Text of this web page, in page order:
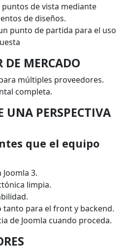
de vista mediante
de diseños.
punto de partida para el uso
DE MERCADO
múltiples proveedores.
completa.
UNA PERSPECTIVA
que el equipo
3.
limpia.
para el front y backend.
de Joomla cuando proceda.